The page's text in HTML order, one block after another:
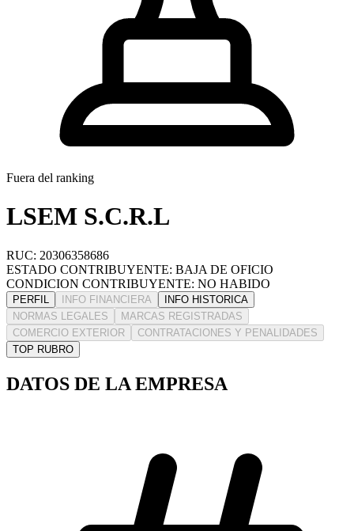
Fuera del ranking
LSEM S.C.R.L
RUC: 20306358686
ESTADO CONTRIBUYENTE: BAJA DE OFICIO
CONDICION CONTRIBUYENTE: NO HABIDO
PERFIL INFO FINANCIERA
INFO HISTORICA
NORMAS LEGALES
MARCAS REGISTRADAS
COMERCIO EXTERIOR
CONTRATACIONES Y PENALIDADES
TOP RUBRO
DATOS DE LA EMPRESA